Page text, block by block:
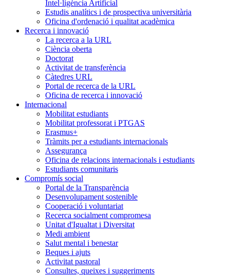
Intel·ligència Artificial
Estudis analítics i de prospectiva universitària
Oficina d'ordenació i qualitat acadèmica
Recerca i innovació
La recerca a la URL
Ciència oberta
Doctorat
Activitat de transferència
Càtedres URL
Portal de recerca de la URL
Oficina de recerca i innovació
Internacional
Mobilitat estudiants
Mobilitat professorat i PTGAS
Erasmus+
Tràmits per a estudiants internacionals
Assegurança
Oficina de relacions internacionals i estudiants
Estudiants comunitaris
Compromís social
Portal de la Transparència
Desenvolupament sostenible
Cooperació i voluntariat
Recerca socialment compromesa
Unitat d'Igualtat i Diversitat
Medi ambient
Salut mental i benestar
Beques i ajuts
Activitat pastoral
Consultes, queixes i suggeriments